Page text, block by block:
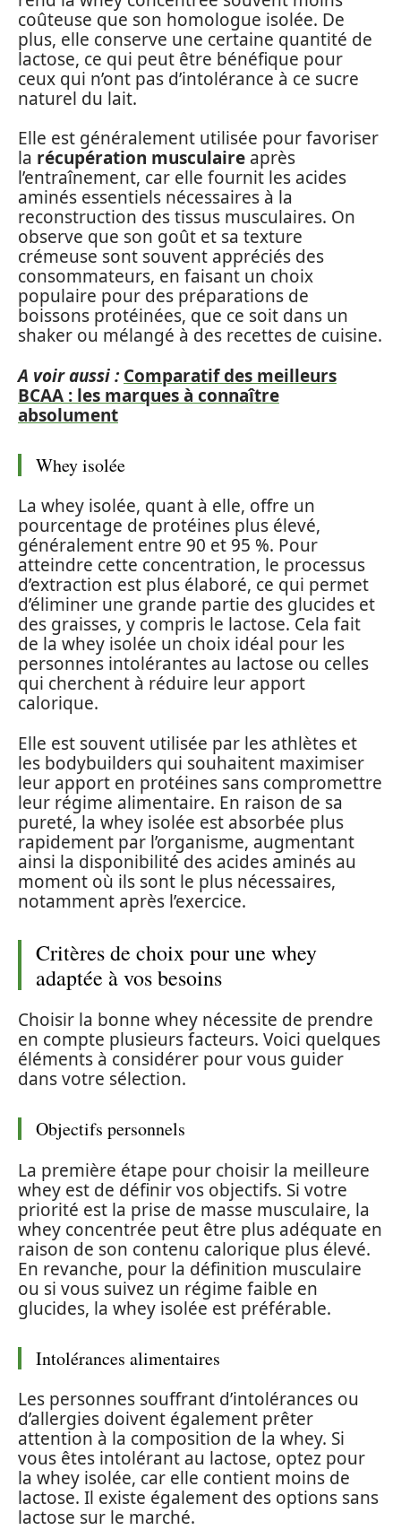
coûteuse que son homologue isolée. De
plus, elle conserve une certaine quantité de
lactose, ce qui peut être bénéfique pour
ceux qui n’ont pas d’intolérance à ce sucre
naturel du lait.
Elle est généralement utilisée pour favoriser
la récupération musculaire après
l’entraînement, car elle fournit les acides
aminés essentiels nécessaires à la
reconstruction des tissus musculaires. On
observe que son goût et sa texture
crémeuse sont souvent appréciés des
consommateurs, en faisant un choix
populaire pour des préparations de
boissons protéinées, que ce soit dans un
shaker ou mélangé à des recettes de cuisine.
A voir aussi : Comparatif des meilleurs
BCAA : les marques à connaître
absolument
Whey isolée
La whey isolée, quant à elle, offre un
pourcentage de protéines plus élevé,
généralement entre 90 et 95 %. Pour
atteindre cette concentration, le processus
d’extraction est plus élaboré, ce qui permet
d’éliminer une grande partie des glucides et
des graisses, y compris le lactose. Cela fait
de la whey isolée un choix idéal pour les
personnes intolérantes au lactose ou celles
qui cherchent à réduire leur apport
calorique.
Elle est souvent utilisée par les athlètes et
les bodybuilders qui souhaitent maximiser
leur apport en protéines sans compromettre
leur régime alimentaire. En raison de sa
pureté, la whey isolée est absorbée plus
rapidement par l’organisme, augmentant
ainsi la disponibilité des acides aminés au
moment où ils sont le plus nécessaires,
notamment après l’exercice.
Critères de choix pour une whey
adaptée à vos besoins
Choisir la bonne whey nécessite de prendre
en compte plusieurs facteurs. Voici quelques
éléments à considérer pour vous guider
dans votre sélection.
Objectifs personnels
La première étape pour choisir la meilleure
whey est de définir vos objectifs. Si votre
priorité est la prise de masse musculaire, la
whey concentrée peut être plus adéquate en
raison de son contenu calorique plus élevé.
En revanche, pour la définition musculaire
ou si vous suivez un régime faible en
glucides, la whey isolée est préférable.
Intolérances alimentaires
Les personnes souffrant d’intolérances ou
d’allergies doivent également prêter
attention à la composition de la whey. Si
vous êtes intolérant au lactose, optez pour
la whey isolée, car elle contient moins de
lactose. Il existe également des options sans
lactose sur le marché.